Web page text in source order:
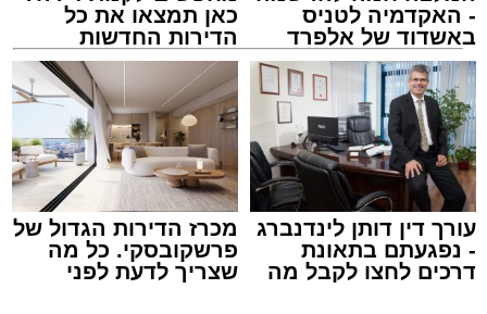
ASHDODS@ISNET.CO.IL
צילום: דוברות איחוד הצלה
עופר אשטוקר / 15:32 07.08.26
תאונת עבודה באשדוד
- האקדמיה לטניס
באשדוד של אלפרד
קריאולנסקי - לילדים
כאן תמצאו את כל
הדירות החדשות
למכירה באשדוד >>>
עורך דין דותן לינדנברג
- נפגעתם בתאונת
דרכים לחצו לקבל מה
מכרז הדירות הגדול של
פרשקובסקי. כל מה
שצריך לדעת לפני